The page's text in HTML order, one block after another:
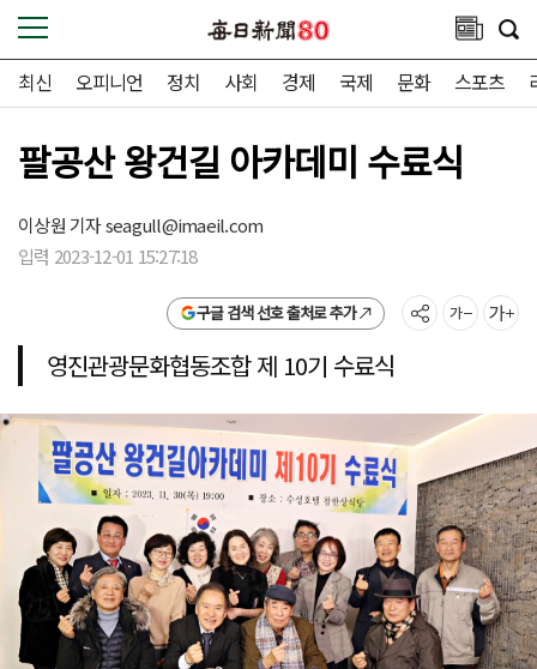
최신 오피니언 정치 사회 경제 국제 문화 스포츠
팔공산 왕건길 아카데미 수료식
이상원 기자seagull@imaeil.com
입력 2023-12-01 15:27:18
구글 검색 선호 출처로 추가
영진관광문화협동조합 제 10기 수료식